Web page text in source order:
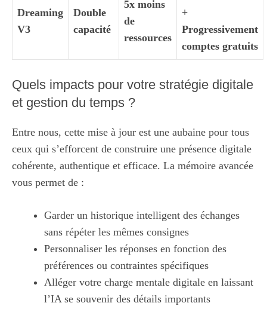
Dreaming
V3
Double
capacité
5x moins
de
ressources
+
Progressivement
comptes gratuits
Quels impacts pour votre stratégie digitale
et gestion du temps ?
Entre nous, cette mise à jour est une aubaine pour tous
ceux qui s’efforcent de construire une présence digitale
cohérente, authentique et efficace. La mémoire avancée
vous permet de :
Garder un historique intelligent des échanges
sans répéter les mêmes consignes
Personnaliser les réponses en fonction des
préférences ou contraintes spécifiques
Alléger votre charge mentale digitale en laissant
l’IA se souvenir des détails importants